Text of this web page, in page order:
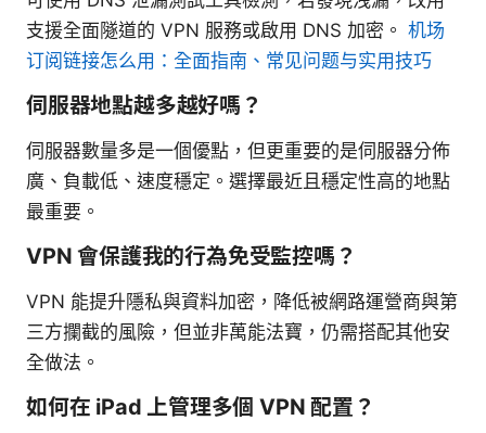
支援全面隧道的 VPN 服務或啟用 DNS 加密。 机场
订阅链接怎么用：全面指南、常见问题与实用技巧
伺服器地點越多越好嗎？
伺服器數量多是一個優點，但更重要的是伺服器分佈
廣、負載低、速度穩定。選擇最近且穩定性高的地點
最重要。
VPN 會保護我的行為免受監控嗎？
VPN 能提升隱私與資料加密，降低被網路運營商與第
三方攔截的風險，但並非萬能法寶，仍需搭配其他安
全做法。
如何在 iPad 上管理多個 VPN 配置？